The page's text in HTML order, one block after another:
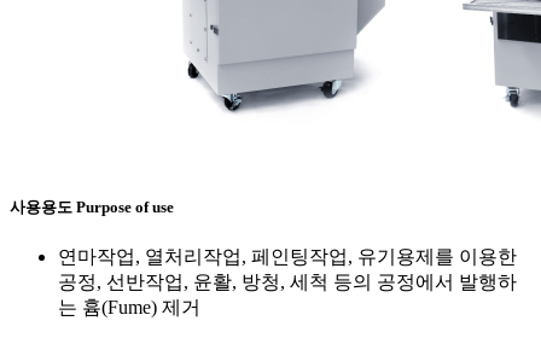
사용용도 Purpose of use
연마작업, 열처리작업, 페인팅작업, 유기용제를 이용한
공정, 선반작업, 윤활, 방청, 세척 등의 공정에서 발행하
는 흄(Fume) 제거